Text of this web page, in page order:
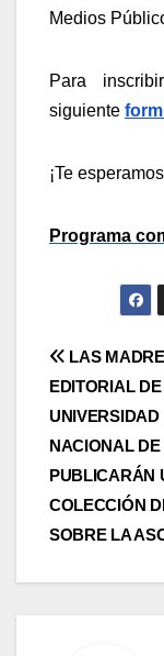
Medios
Para
siguiente
¡Te
Programa
de
LAS
EDITORIAL
UNIVERSIDAD
NACIONAL DE
PUBLICARÁN
COLECCIÓN
SOBRE LA